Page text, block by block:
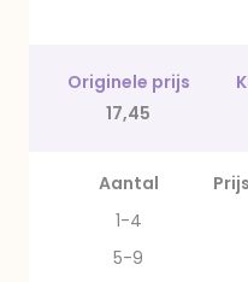
Originele prijs
17,45
Aantal
1-4
5-9